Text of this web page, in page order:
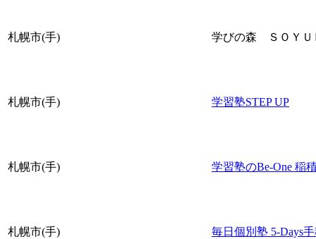
札幌市(手) 学びの森 ＳＯＹＵ
札幌市(手) 学習塾STEP UP
札幌市(手) 学習塾のBe-One 稲
札幌市(手) 毎日個別塾 5-Days